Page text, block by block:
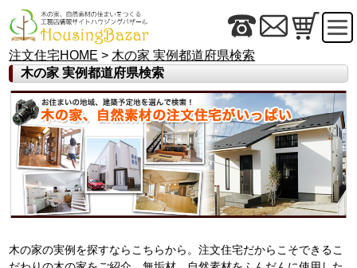
注文住宅HOME > 木の家 実例都道府県検索
木の家 実例都道府県検索
木の家の実例を探すならこちらから。注文住宅だからこそできるこ